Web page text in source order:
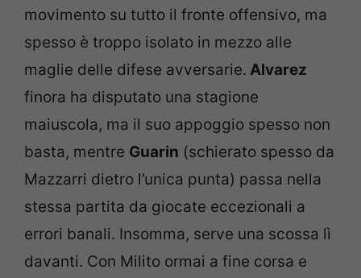
movimento su tutto il fronte offensivo, ma
spesso è troppo isolato in mezzo alle
maglie delle difese avversarie. Alvarez
finora ha disputato una stagione
maiuscola, ma il suo appoggio spesso non
basta, mentre Guarin (schierato spesso da
Mazzarri dietro l’unica punta) passa nella
stessa partita da giocate eccezionali a
errori banali. Insomma, serve una scossa lì
davanti. Con Milito ormai a fine corsa e